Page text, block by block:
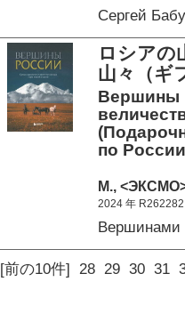
Сергей
ロシア
山々（ギ
Вершины
по
М.,
2024 年 R262282
Вершинами
[前の10件] 28 29 30 31